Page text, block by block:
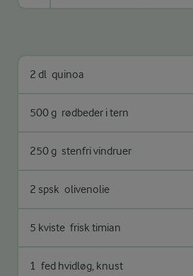
2 dl quinoa
500 g rødbeder i tern
250 g stenfri vindruer
2 spsk olivenolie
5 kviste frisk timian
1 fed hvidløg, knust